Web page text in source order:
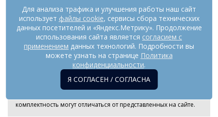
ИНФОРМАЦИЯ
РЕКВИЗИТЫ
На информационном ресурсе применяются
рекомендательные технологии (информационные технологии
предоставления информации на основе сбора,
систематизации и анализа сведений, относящихся к
предпочтениям пользователей сети «Интернет», находящихся
комплектность могут отличаться от представленных на сайте.
Для анализа трафика и улучшения работы наш сайт
использует файлы cookie, сервисы сбора технических
данных посетителей и «Яндекс.Метрику». Продолжение
использования сайта является согласием с
применением данных технологий. Подробности вы
можете узнать на странице Политика
конфиденциальности.
Я СОГЛАСЕН / СОГЛАСНА